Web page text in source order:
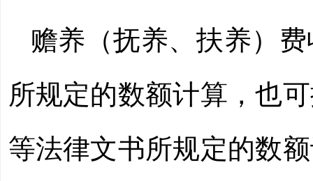
赡养（抚养、扶养）
所规定的数额计算，也
等法律文书所规定的数